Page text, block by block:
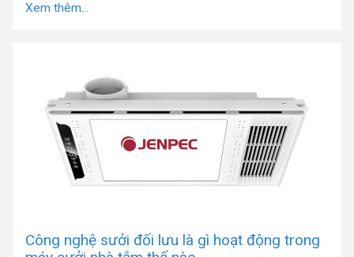
Xem thêm...
Công nghệ sưởi đối lưu là gì hoạt động trong